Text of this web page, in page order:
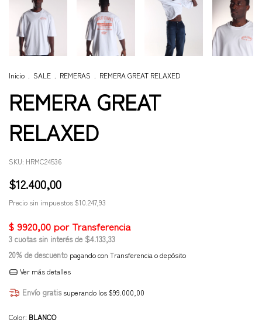
Inicio SALE REMERAS REMERA GREAT RELAXED
REMERA GREAT
RELAXED
SKU: HRMC24536
$12.400,00
Precio sin impuestos $10.247,93
3 cuotas sin interés de $4.133,33
20% de descuento pagando con Transferencia o depósito
Ver más detalles
Envío gratis superando los $99.000,00
Color: BLANCO